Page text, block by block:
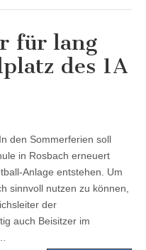
für lang
des 1A
In den Sommerferien soll
in Rosbach erneuert
Anlage entstehen. Um
sinnvoll nutzen zu können,
der
auch Beisitzer im